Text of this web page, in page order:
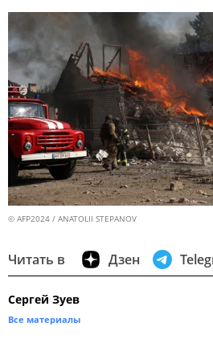
© AFP2024 / ANATOLII STEPANOV
Читать в Дзен
Сергей Зуев
Все материалы